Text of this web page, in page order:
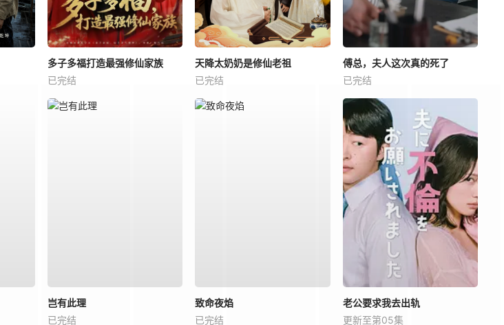
多子多福打造最强修仙家族
已完结
天降太奶奶是修仙老祖
已完结
傅总，夫人这次真的死了
已完结
岂有此理
已完结
致命夜焰
已完结
老公要求我去出轨
更新至第05集